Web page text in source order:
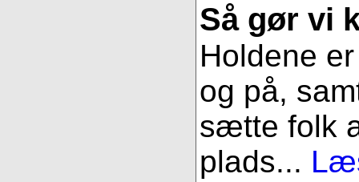
Så gør vi
Holdene
og på,
sætte folk
plads...